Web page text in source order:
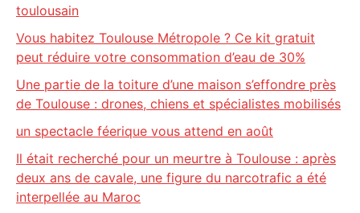
toulousain
Vous habitez Toulouse Métropole ? Ce kit gratuit
peut réduire votre consommation d’eau de 30%
Une partie de la toiture d’une maison s’effondre près
de Toulouse : drones, chiens et spécialistes mobilisés
un spectacle féerique vous attend en août
Il était recherché pour un meurtre à Toulouse : après
deux ans de cavale, une figure du narcotrafic a été
interpellée au Maroc